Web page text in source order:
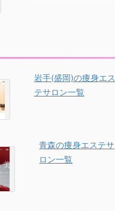
岩手(盛岡)の痩身エス
テサロン一覧
青森の痩身エステサ
ロン一覧